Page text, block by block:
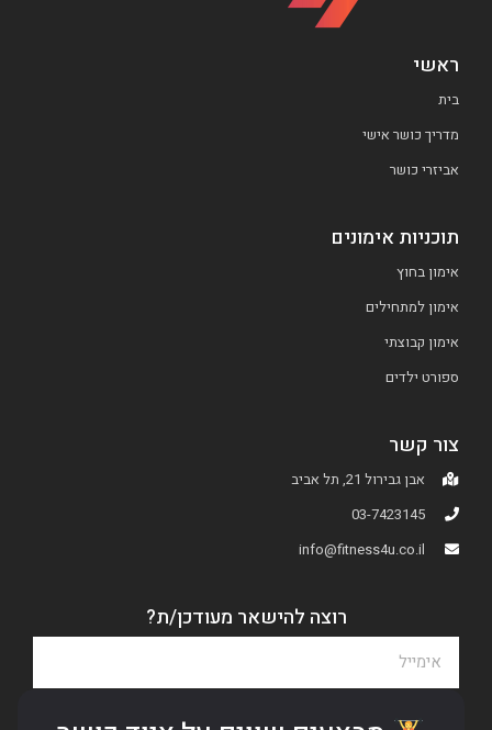
ראשי
בית
מדריך כושר אישי
אביזרי כושר
תוכניות אימונים
אימון בחוץ
אימון למתחילים
אימון קבוצתי
ספורט ילדים
צור קשר
אבן גבירול 21, תל אביב
03-7423145
info@fitness4u.co.il
רוצה להישאר מעודכן/ת?